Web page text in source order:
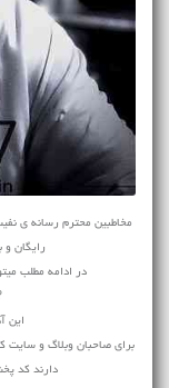
رایگان و با
در ادامه مطلب
این
برای صاحبان وبلاگ و سایت
دارند کد پخش